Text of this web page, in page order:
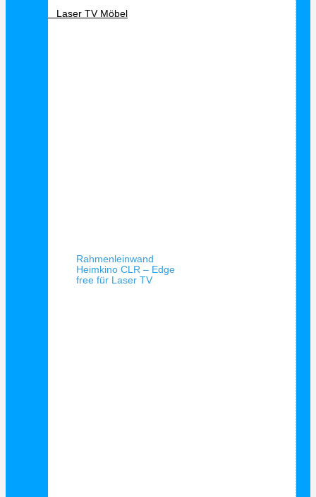
Laser TV Möbel
Rahmenleinwand
Heimkino CLR – Edge
free für Laser TV